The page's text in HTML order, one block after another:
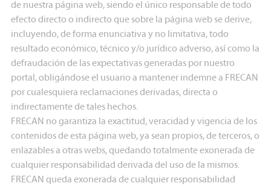
de nuestra página web, siendo el único responsable de todo
efecto directo o indirecto que sobre la página web se derive,
incluyendo, de forma enunciativa y no limitativa, todo
resultado económico, técnico y/o jurídico adverso, así como la
defraudación de las expectativas generadas por nuestro
portal, obligándose el usuario a mantener indemne a FRECAN
por cualesquiera reclamaciones derivadas, directa o
indirectamente de tales hechos.
FRECAN no garantiza la exactitud, veracidad y vigencia de los
contenidos de esta página web, ya sean propios, de terceros, o
enlazables a otras webs, quedando totalmente exonerada de
cualquier responsabilidad derivada del uso de la mismos.
FRECAN queda exonerada de cualquier responsabilidad